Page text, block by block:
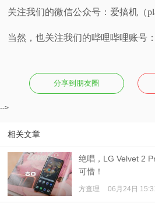
关注我们的微信公众号：爱搞机（
当然，也关注我们的哔哩哔哩账号
分享到朋友圈
-->
相关文章
绝唱，LG Velvet 2
可惜！
方查理 06月24日